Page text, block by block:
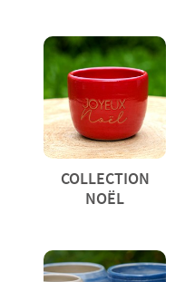
COLLECTION
NOËL